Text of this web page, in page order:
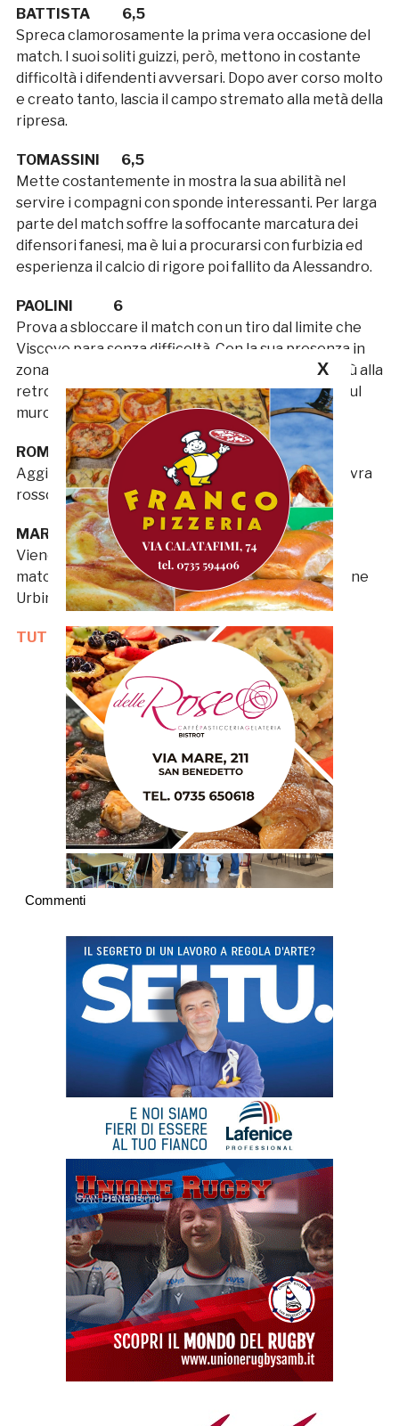
BATTISTA 6,5
Spreca clamorosamente la prima vera occasione del
match. I suoi soliti guizzi, però, mettono in costante
difficoltà i difendenti avversari. Dopo aver corso molto
e creato tanto, lascia il campo stremato alla metà della
ripresa.
TOMASSINI 6,5
Mette costantemente in mostra la sua abilità nel
servire i compagni con sponde interessanti. Per larga
parte del match soffre la soffocante marcatura dei
difensori fanesi, ma è lui a procurarsi con furbizia ed
esperienza il calcio di rigore poi fallito da Alessandro.
PAOLINI 6
Prova a sbloccare il match con un tiro dal limite che
Viscovo para senza difficoltà. Con la sua presenza in
zona offensiva aggiunge qualche grattacapo in più alla
retroguardia ospite, ma i suoi tentativi sbattono sul
muro eretto dai ragazzi di mister Scorsini.
ROMAIRONE S.V.
Aggiunge peso offensivo alla già pressante manovra
rossoblù. Il suo dinamismo, però, risulta inefficace.
MARTINIELLO S.V.
Viene inserito da mister Lauro nei minuti finali del
match nella vana speranza di mandare in confusione
Urbinati e compagni.
TUTTE LE NOTIZIE DELLA GAZZETTA
Commenti
X